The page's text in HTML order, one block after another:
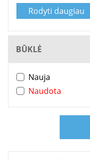
Rodyti daugiau
BŪKLĖ
Nauja
Naudota